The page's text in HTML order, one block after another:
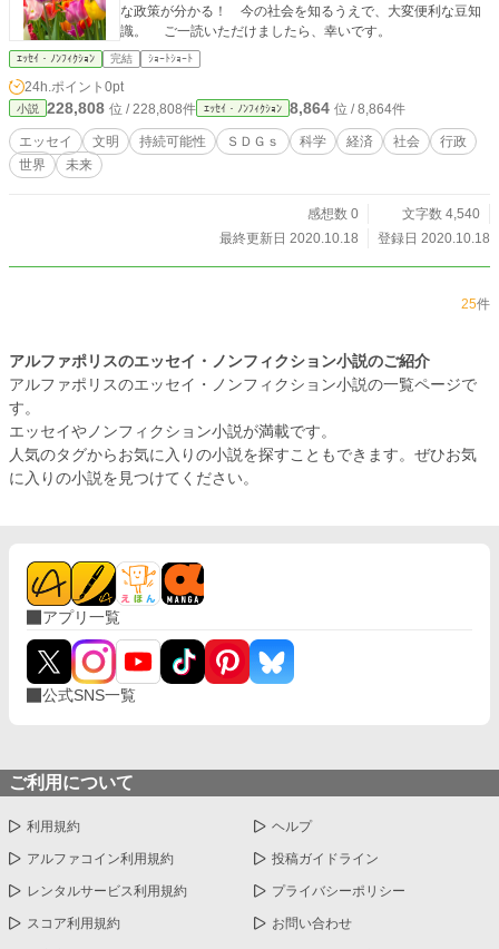
な政策が分かる！ 今の社会を知るうえで、大変便利な豆知
識。 ご一読いただけましたら、幸いです。
ｴｯｾｲ・ﾉﾝﾌｨｸｼｮﾝ 完結 ｼｮｰﾄｼｮｰﾄ
24h.ポイント 0pt
小説 228,808 位 / 228,808件 ｴｯｾｲ・ﾉﾝﾌｨｸｼｮﾝ 8,864 位 / 8,864件
エッセイ 文明 持続可能性 ＳＤＧｓ 科学 経済 社会
行政
世界
未来
感想数 0
文字数 4,540
最終更新日 2020.10.18
登録日 2020.10.18
25件
アルファポリスのエッセイ・ノンフィクション小説のご紹介
アルファポリスのエッセイ・ノンフィクション小説の一覧ページで
す。
エッセイやノンフィクション小説が満載です。
人気のタグからお気に入りの小説を探すこともできます。ぜひお気
に入りの小説を見つけてください。
アプリ一覧
公式SNS一覧
ご利用について
利用規約 ヘルプ
アルファコイン利用規約 投稿ガイドライン
レンタルサービス利用規約 プライバシーポリシー
スコア利用規約 お問い合わせ